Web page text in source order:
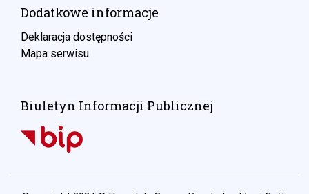
Dodatkowe informacje
Deklaracja dostępności
Mapa serwisu
Biuletyn Informacji Publicznej